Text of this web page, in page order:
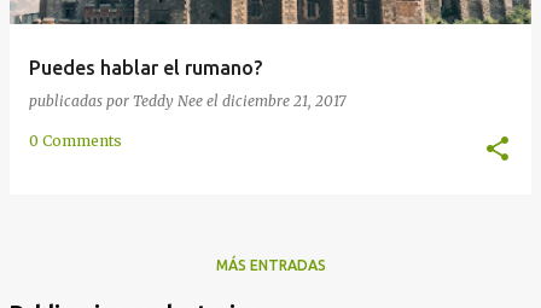
Puedes hablar el rumano?
publicadas por Teddy Nee el diciembre 21, 2017
0 Comments
MÁS ENTRADAS